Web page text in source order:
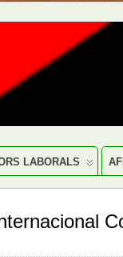
LABORALS